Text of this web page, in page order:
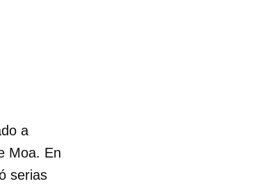
a
Moa. En
serias